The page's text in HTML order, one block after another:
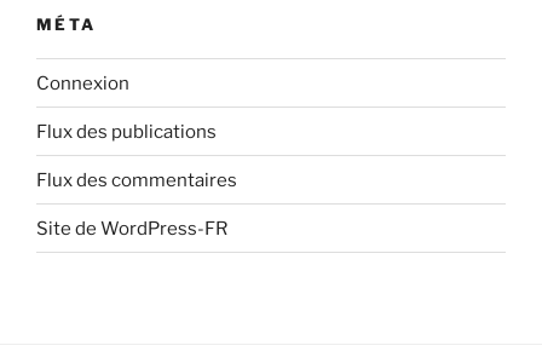
MÉTA
Connexion
Flux des publications
Flux des commentaires
Site de WordPress-FR